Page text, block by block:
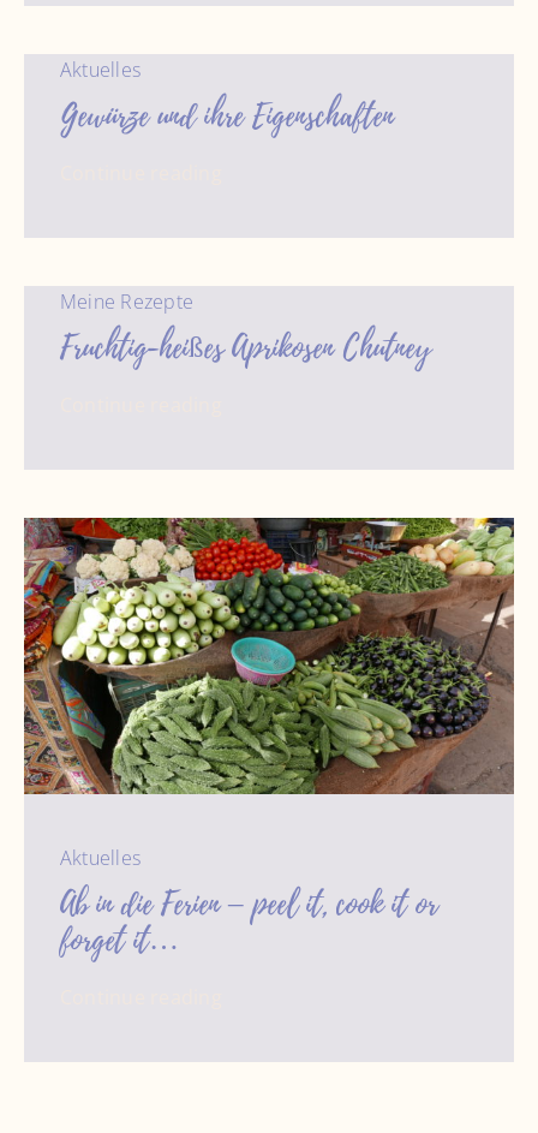
Aktuelles
Gewürze und ihre Eigenschaften
Meine Rezepte
Fruchtig-heißes Aprikosen Chutney
Aktuelles
Ab in die Ferien – peel it, cook it or
forget it…